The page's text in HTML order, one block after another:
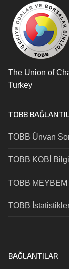
The Union of
Turkey
TOBB
TOBB Ünvan
TOBB KOBİ
TOBB MEYBEM
TOBB
BAĞLANTILAR